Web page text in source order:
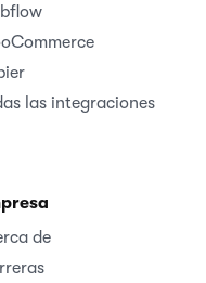
las integraciones
de